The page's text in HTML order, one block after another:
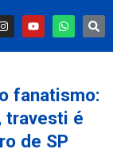
fanatismo:
travesti é
de SP